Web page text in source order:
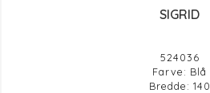
SIGRID
524036
Farve: Blå
Bredde: 140